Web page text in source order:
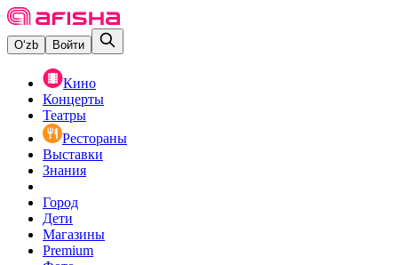
O‘zb Войти
Кино
Концерты
Театры
Рестораны
Выставки
Знания
Город
Дети
Магазины
Premium